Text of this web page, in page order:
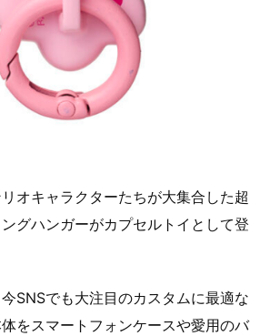
オキャラクターたちが大集合した超
グハンガーがカプセルトイとして登
SNSでも大注目のカスタムに最適な
をスマートフォンケースや愛用のバ